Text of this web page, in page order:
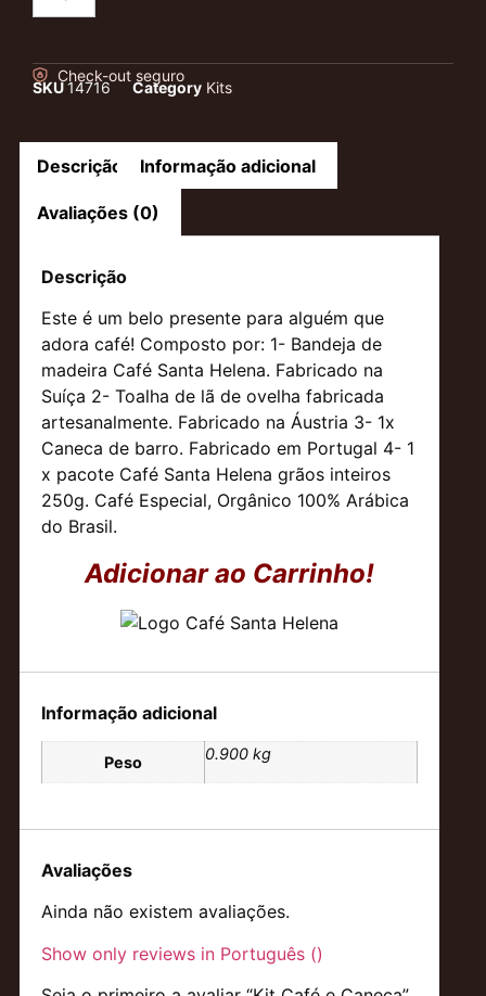
Check-out seguro
SKU14716 Category Kits
Descrição Informação adicional
Avaliações (0)
Descrição
Este é um belo presente para alguém que
adora café! Composto por: 1- Bandeja de
madeira Café Santa Helena. Fabricado na
Suíça 2- Toalha de lã de ovelha fabricada
artesanalmente. Fabricado na Áustria 3- 1x
Caneca de barro. Fabricado em Portugal 4- 1
x pacote Café Santa Helena grãos inteiros
250g. Café Especial, Orgânico 100% Arábica
do Brasil.
Adicionar ao Carrinho!
Informação adicional
Peso 0.900 kg
Avaliações
Ainda não existem avaliações.
Show only reviews in Português ()